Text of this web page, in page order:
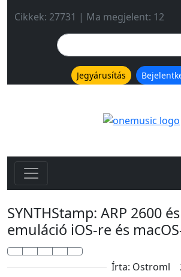
Cikkek: 27731 | Ma megjelent: 12
Jegyárusítás
SYNTHStamp: ARP 2600
emuláció iOS-re és
Írta: Ostroml